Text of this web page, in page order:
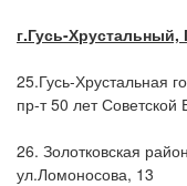
г.Гусь-
25.Гусь-Хрустальная
пр-т 50 лет Советской
26. Золотковская
ул.Ломоносова, 13